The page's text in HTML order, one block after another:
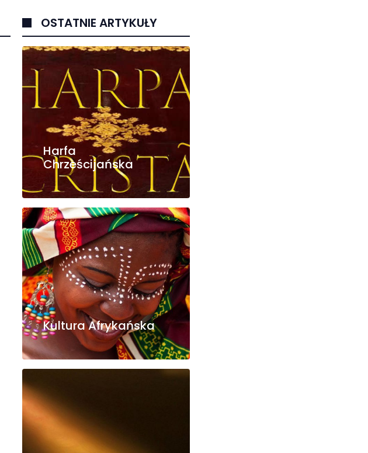
OSTATNIE ARTYKUŁY
Harfa
Chrześcijańska
Kultura Afrykańska